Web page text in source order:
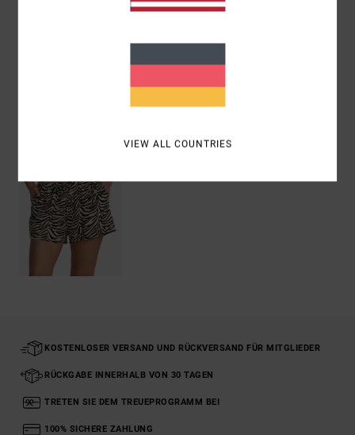
KOSTENLOSER VERSAND UND RÜCKVERSAND FÜR MITGLIEDER
RÜCKGABE INNERHALB VON 30 TAGEN
TRETEN SIE DEM TREUEPROGRAMM BEI
100% SICHERE ZAHLUNG
VIEW ALL COUNTRIES